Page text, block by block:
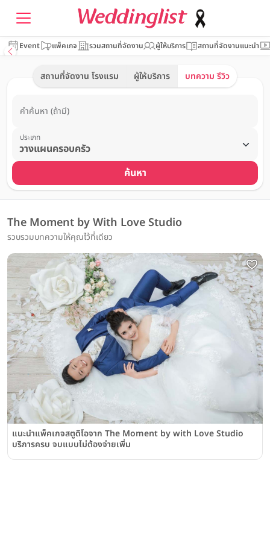
Event แพ็คเกจ รวมสถานที่จัดงาน ผู้ให้บริการ สถานที่จัดงานแนะนำ
สถานที่จัดงาน โรงแรม ผู้ให้บริการ บทความ รีวิว
คำค้นหา (ถ้ามี)
ประเภท
ค้นหา
The Moment by With Love Studio
รวบรวมบทความให้คุณไว้ที่เดียว
แนะนําแพ็คเกจสตูดิโอจาก The Moment by with Love Studio
บริการครบ จบแบบไม่ต้องจ่ายเพิ่ม